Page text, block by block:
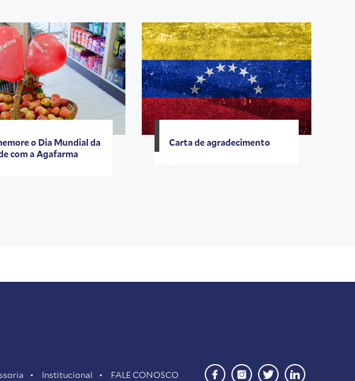
o Dia Mundial da
com a Agafarma
Carta de agradecimento
Institucional FALE CONOSCO